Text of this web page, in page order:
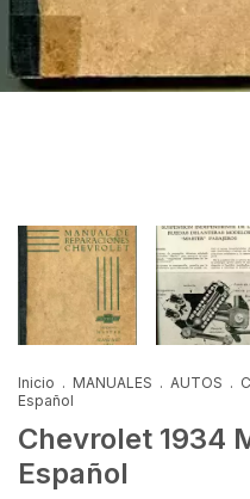
Inicio . MANUALES . AUTOS .
Español
Chevrolet 1934
Español